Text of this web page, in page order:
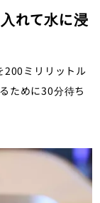
れて水に浸
200ミリリットル
ために30分待ち